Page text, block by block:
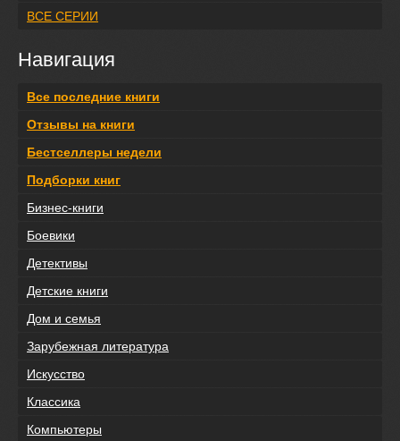
ВСЕ СЕРИИ
Навигация
Все последние книги
Отзывы на книги
Бестселлеры недели
Подборки книг
Бизнес-книги
Боевики
Детективы
Детские книги
Дом и семья
Зарубежная литература
Искусство
Классика
Компьютеры